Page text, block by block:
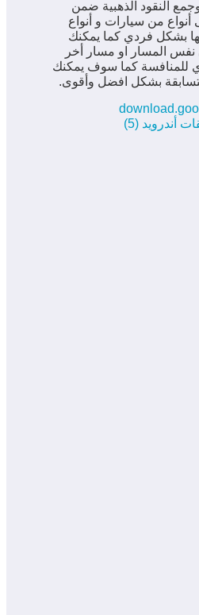
النقود الذهبية ضمن
أنواع من سيارات و أنواع
بشكل فردي كما يمكنك
نفس المسار او مسار أخر
للمنافسة كما سوف يمكنك
بشكل افضل وأقوى.